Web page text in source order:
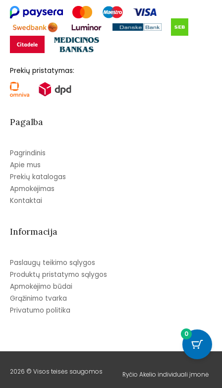
Prekių pristatymas:
Pagalba
Pagrindinis
Apie mus
Prekių katalogas
Apmokėjimas
Kontaktai
Informacija
Paslaugų teikimo sąlygos
Produktų pristatymo sąlygos
Apmokėjimo būdai
Grąžinimo tvarka
Privatumo politika
2026 © Visos teisės saugomos Ryčio Akelio individuali įmonė
0